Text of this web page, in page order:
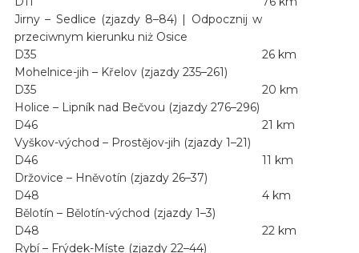
Jirny – Sedlice (zjazdy 8–84) | Odpocznij w
przeciwnym kierunku niż Osice
D35
Mohelnice-jih – Křelov (zjazdy 235–261)
26 km
D35
Holice – Lipník nad Bečvou (zjazdy 276–296)
20 km
D46
Vyškov-východ – Prostějov-jih (zjazdy 1–21)
21 km
D46
Držovice – Hněvotín (zjazdy 26–37)
11 km
D48
Bělotín – Bělotín-východ (zjazdy 1–3)
4 km
D48
Rybí – Frýdek-Míste (zjazdy 22–44)
22 km